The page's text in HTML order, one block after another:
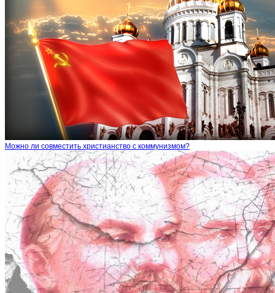
Можно ли совместить христианство с коммунизмом?